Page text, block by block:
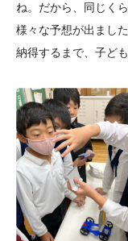
ね。だから、同じく
様々な予想が出まし
納得するまで、子ど